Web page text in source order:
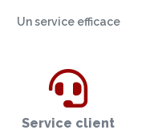
Un service efficace
Service client